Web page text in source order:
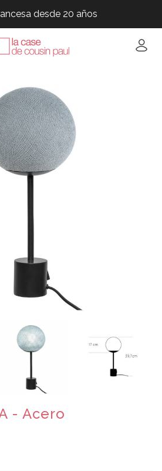
desde 20 años
desde 20 años
desde 20 años
- Acero